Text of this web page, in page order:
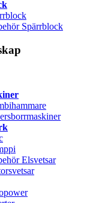
Spärrblock
Elsvetsar